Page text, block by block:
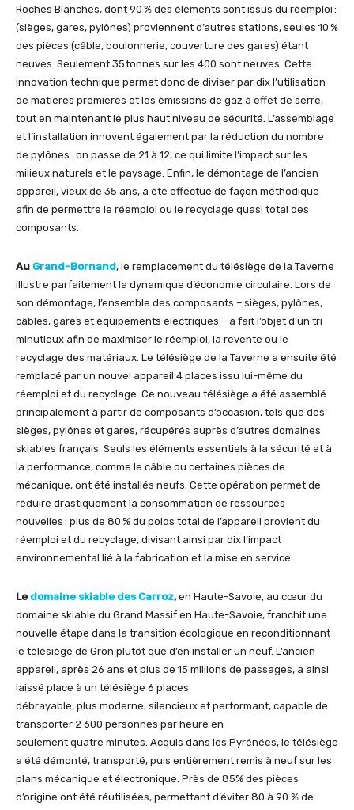
Roches Blanches, dont 90 % des éléments sont issus du réemploi :
(sièges, gares, pylônes) proviennent d’autres stations, seules 10 %
des pièces (câble, boulonnerie, couverture des gares) étant
neuves. Seulement 35 tonnes sur les 400 sont neuves. Cette
innovation technique permet donc de diviser par dix l’utilisation
de matières premières et les émissions de gaz à effet de serre,
tout en maintenant le plus haut niveau de sécurité. L’assemblage
et l’installation innovent également par la réduction du nombre
de pylônes : on passe de 21 à 12, ce qui limite l’impact sur les
milieux naturels et le paysage. Enfin, le démontage de l’ancien
appareil, vieux de 35 ans, a été effectué de façon méthodique
afin de permettre le réemploi ou le recyclage quasi total des
composants.
Au Grand-Bornand, le remplacement du télésiège de la Taverne
illustre parfaitement la dynamique d’économie circulaire. Lors de
son démontage, l’ensemble des composants – sièges, pylônes,
câbles, gares et équipements électriques – a fait l’objet d’un tri
minutieux afin de maximiser le réemploi, la revente ou le
recyclage des matériaux. Le télésiège de la Taverne a ensuite été
remplacé par un nouvel appareil 4 places issu lui-même du
réemploi et du recyclage. Ce nouveau télésiège a été assemblé
principalement à partir de composants d’occasion, tels que des
sièges, pylônes et gares, récupérés auprès d’autres domaines
skiables français. Seuls les éléments essentiels à la sécurité et à
la performance, comme le câble ou certaines pièces de
mécanique, ont été installés neufs. Cette opération permet de
réduire drastiquement la consommation de ressources
nouvelles : plus de 80 % du poids total de l’appareil provient du
réemploi et du recyclage, divisant ainsi par dix l’impact
environnemental lié à la fabrication et la mise en service.
Le domaine skiable des Carroz,en Haute-Savoie, au cœur du
domaine skiable du Grand Massif en Haute-Savoie, franchit une
nouvelle étape dans la transition écologique en reconditionnant
le télésiège de Gron plutôt que d’en installer un neuf. L’ancien
appareil, après 26 ans et plus de 15 millions de passages, a ainsi
laissé place à un télésiège 6 places
débrayable, plus moderne, silencieux et performant, capable de
transporter 2 600 personnes par heure en
seulement quatre minutes. Acquis dans les Pyrénées, le télésiège
a été démonté, transporté, puis entièrement remis à neuf sur les
plans mécanique et électronique. Près de 85% des pièces
d’origine ont été réutilisées, permettant d’éviter 80 à 90 % de